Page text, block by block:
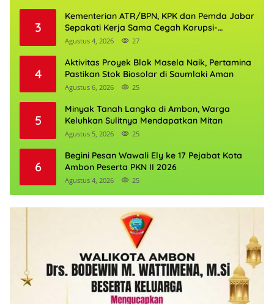
3
Kementerian ATR/BPN, KPK dan Pemda Jabar
Sepakati Kerja Sama Cegah Korupsi-
Penguatan Ekonomi
Agustus 4, 2026 27
4
Aktivitas Proyek Blok Masela Naik, Pertamina
Pastikan Stok Biosolar di Saumlaki Aman
Agustus 6, 2026 25
5
Minyak Tanah Langka di Ambon, Warga
Keluhkan Sulitnya Mendapatkan Mitan
Agustus 5, 2026 25
6
Begini Pesan Wawali Ely ke 17 Pejabat Kota
Ambon Peserta PKN II 2026
Agustus 4, 2026 25